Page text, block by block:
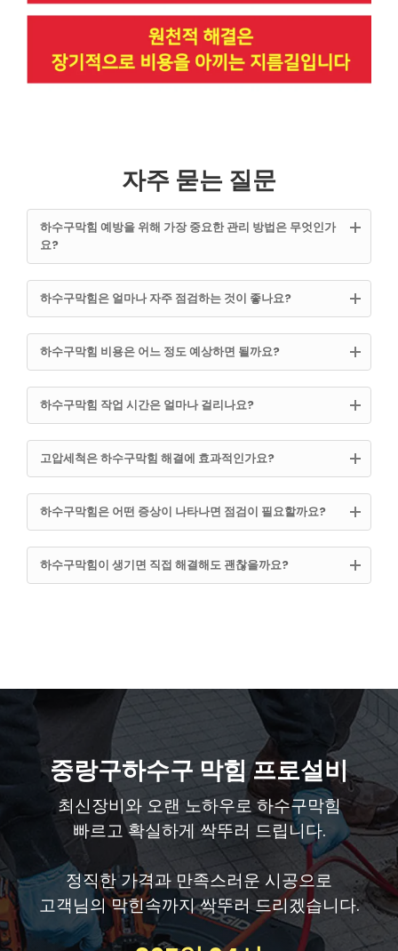
자주 묻는 질문
하수구막힘 예방을 위해 가장 중요한 관리 방법은 무엇인가
요?
하수구막힘은 얼마나 자주 점검하는 것이 좋나요?
하수구막힘 비용은 어느 정도 예상하면 될까요?
하수구막힘 작업 시간은 얼마나 걸리나요?
고압세척은 하수구막힘 해결에 효과적인가요?
하수구막힘은 어떤 증상이 나타나면 점검이 필요할까요?
하수구막힘이 생기면 직접 해결해도 괜찮을까요?
중랑구하수구 막힘 프로설비
최신장비와 오랜 노하우로 하수구막힘
빠르고 확실하게 싹뚜러 드립니다.
정직한 가격과 만족스러운 시공으로
고객님의 막힌속까지 싹뚜러 드리겠습니다.